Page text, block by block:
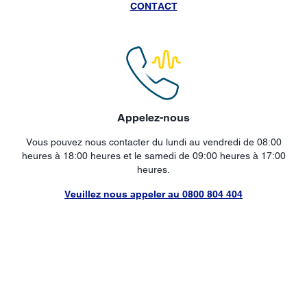
CONTACT
Appelez-nous
Vous pouvez nous contacter du lundi au vendredi de 08:00
heures à 18:00 heures et le samedi de 09:00 heures à 17:00
heures.
Veuillez nous appeler au 0800 804 404